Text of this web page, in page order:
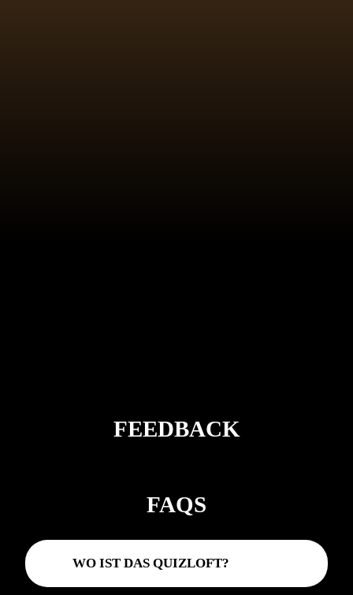
FEEDBACK
FAQS
WO IST DAS QUIZLOFT?